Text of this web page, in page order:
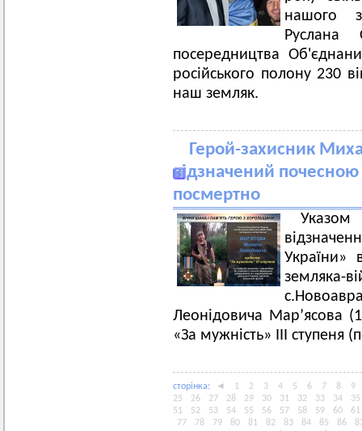
нашого
Руслана
посередництва
російського полону 230
наш земляк.
Герой-захисник
відзначений
посмертно
України»
Леонідовича Мар’ясова
«За мужність» ІІІ ступеня
сторiнка: ◄ 1 2 3 4 5 6 7 8
9
25
26 27 28 29 30 31 32 33 34
35
51
52 53 54 55 56 57 58 59 60
61
77
78 79 80 81 82 83 84 85 86